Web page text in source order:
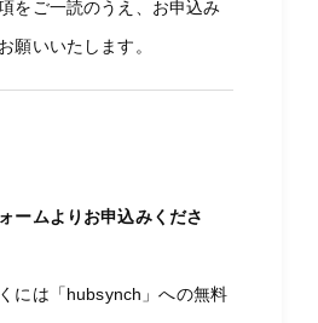
をご一読のうえ、お申込み
願いいたします。
ームよりお申込みくださ
には「hubsynch」への無料